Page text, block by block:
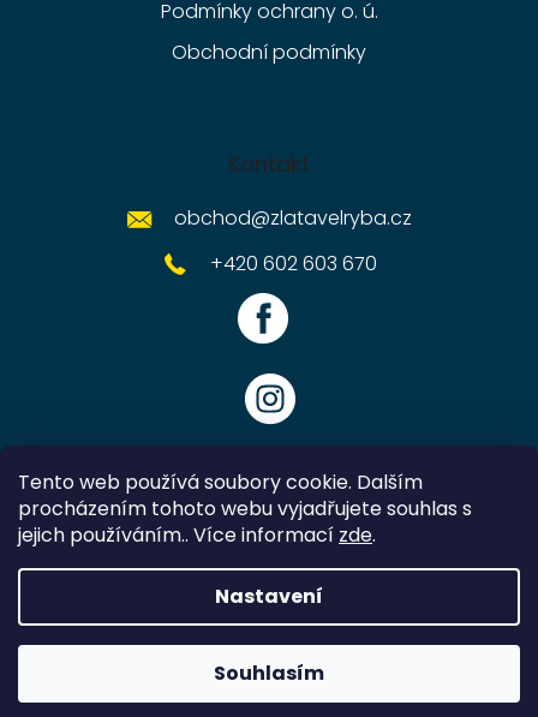
Tento web používá soubory cookie. Dalším
procházením tohoto webu vyjadřujete souhlas s
jejich používáním.. Více informací zde.
Nastavení
Souhlasím
Podmínky ochrany o. ú.
Obchodní podmínky
Kontakt
obchod@zlatavelryba.cz
+420 602 603 670
Vytvořil Shoptet
Zlatavelryba.cz. Všechna práva vyhrazena.